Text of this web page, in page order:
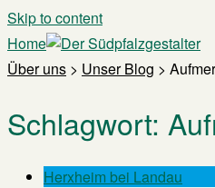
Skip to content
Home
Über uns > Unser Blog >
Schlagwort:
Herxheim bei Landau